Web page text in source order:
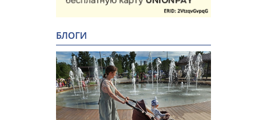
БЛОГИ